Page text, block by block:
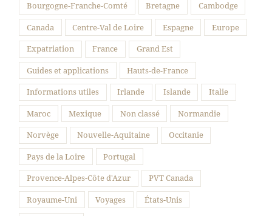
Bourgogne-Franche-Comté Bretagne Cambodge
Canada Centre-Val de Loire Espagne Europe
Expatriation France Grand Est
Guides et applications Hauts-de-France
Informations utiles Irlande Islande Italie
Maroc Mexique Non classé Normandie
Norvège Nouvelle-Aquitaine Occitanie
Pays de la Loire Portugal
Provence-Alpes-Côte d'Azur PVT Canada
Royaume-Uni Voyages États-Unis